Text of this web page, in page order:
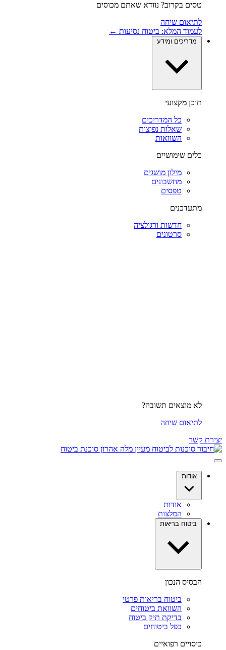
טסים בקרוב? נוודא שאתם מכוסים
לתיאום שיחה
לעמוד המלא: ביטוח נסיעות ←
מדריכים ומידע
תוכן מקצועי
כל המדריכים
שאלות נפוצות
השוואות
כלים שימושיים
מילון מושגים
מחשבונים
טפסים
מתעדכנים
חדשות ורגולציה
סרטונים
לא מוצאים תשובה?
לתיאום שיחה
יצירת קשר
אודות
אודות
המלצות
ביטוח בריאות
הבסיס הנכון
ביטוח בריאות פרטי
השוואת ביטוחים
בדיקת תיק ביטוח
כפל ביטוחים
כיסויים רפואיים